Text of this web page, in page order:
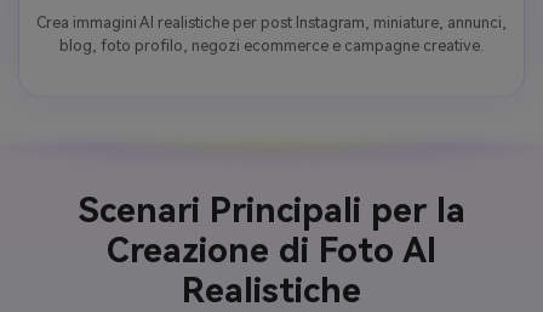
Crea immagini AI realistiche per post Instagram, miniature, annunci,
blog, foto profilo, negozi ecommerce e campagne creative.
Scenari Principali per la
Creazione di Foto AI
Realistiche